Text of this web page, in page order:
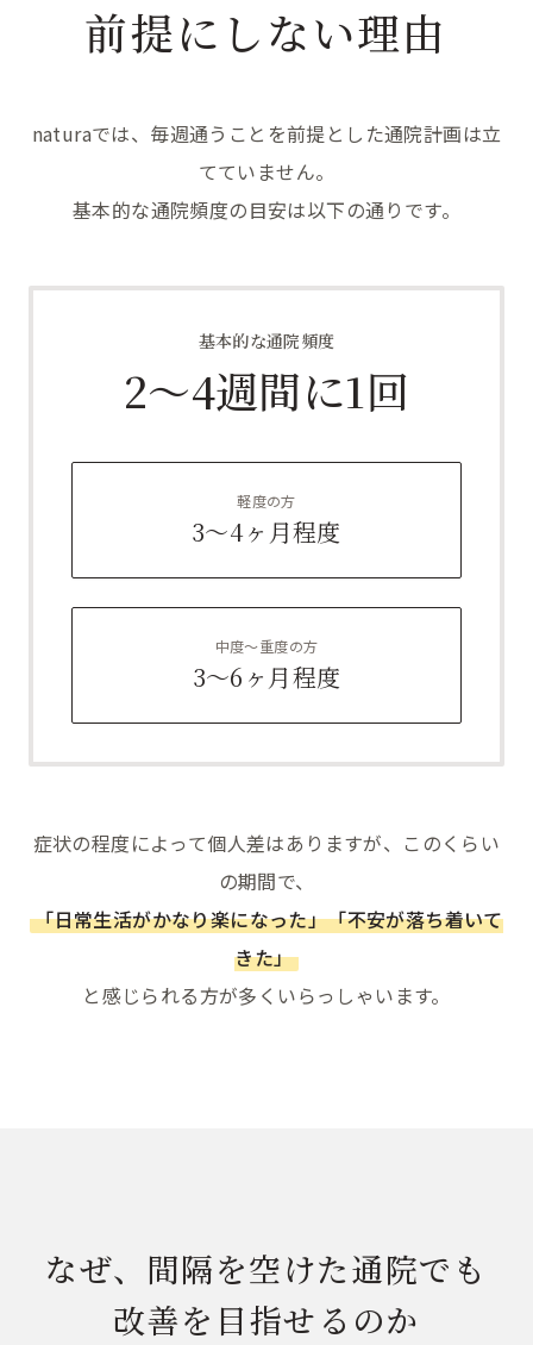
前提にしない理由
naturaでは、毎週通うことを前提とした通院計画は立
てていません。
基本的な通院頻度の目安は以下の通りです。
基本的な通院頻度
2〜4週間に1回
軽度の方
3〜4ヶ月程度
中度〜重度の方
3〜6ヶ月程度
症状の程度によって個人差はありますが、このくらい
の期間で、
「日常生活がかなり楽になった」「不安が落ち着いて
きた」
と感じられる方が多くいらっしゃいます。
なぜ、間隔を空けた通院でも
改善を目指せるのか